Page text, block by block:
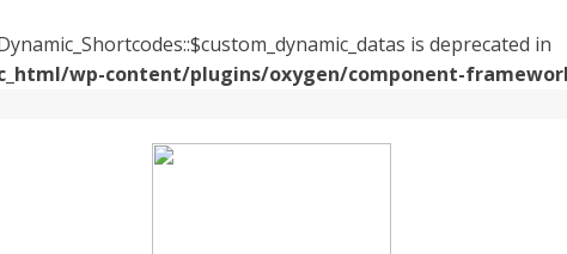
is deprecated in
wp-content/plugins/oxygen/component-